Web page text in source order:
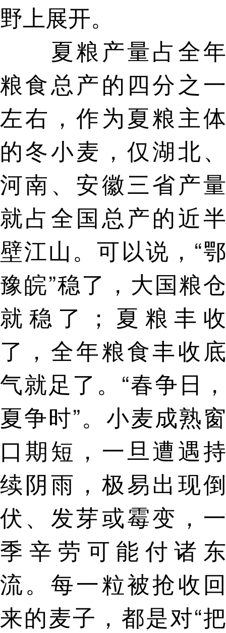
野上展开。
夏粮产量占全年
粮食总产的四分之一
左右，作为夏粮主体
的冬小麦，仅湖北、
河南、安徽三省产量
就占全国总产的近半
壁江山。可以说，“鄂
豫皖”稳了，大国粮仓
就稳了；夏粮丰收
了，全年粮食丰收底
气就足了。“春争日，
夏争时”。小麦成熟窗
口期短，一旦遭遇持
续阴雨，极易出现倒
伏、发芽或霉变，一
季辛劳可能付诸东
流。每一粒被抢收回
来的麦子，都是对“把